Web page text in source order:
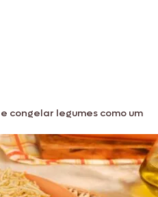
congelar legumes como um